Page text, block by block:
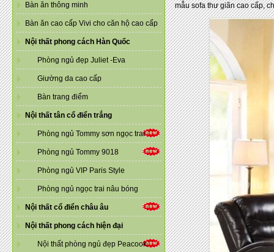
Bàn ăn thông minh
Bàn ăn cao cấp Vivi cho căn hộ cao cấp
Nội thất phong cách Hàn Quốc
Phòng ngủ đẹp Juliet -Eva
Giường da cao cấp
Bàn trang điểm
Nội thất tân cổ điển trắng
Phòng ngủ Tommy sơn ngọc trai
Phòng ngủ Tommy 9018
Phòng ngủ VIP Paris Style
Phòng ngủ ngọc trai nâu bóng
Nội thất cổ điển châu âu
Nội thất phong cách hiện đại
Nội thất phòng ngủ đẹp Peacook
mẫu sofa thư giãn cao cấp,